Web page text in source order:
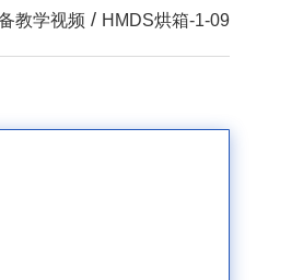
教学视频 / HMDS烘箱-1-09